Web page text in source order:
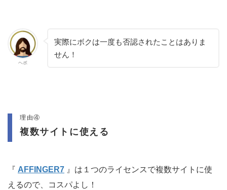
ヘボ
実際にボクは一度も否認されたことはありま
せん！
理由④
複数サイトに使える
『 AFFINGER7 』は１つのライセンスで複数サイトに使
えるので、コスパよし！